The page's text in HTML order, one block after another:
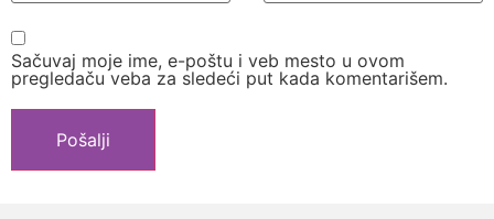
Sačuvaj moje ime, e-poštu i veb mesto u ovom
pregledaču veba za sledeći put kada komentarišem.